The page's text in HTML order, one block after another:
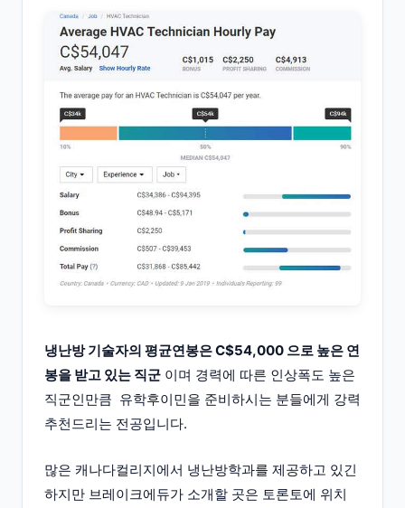
냉난방 기술자의 평균연봉은 C$54,000 으로 높은 연
봉을 받고 있는 직군 이며 경력에 따른 인상폭도 높은
직군인만큼 유학후이민을 준비하시는 분들에게 강력
추천드리는 전공입니다.
많은 캐나다컬리지에서 냉난방학과를 제공하고 있긴
하지만 브레이크에듀가 소개할 곳은 토론토에 위치